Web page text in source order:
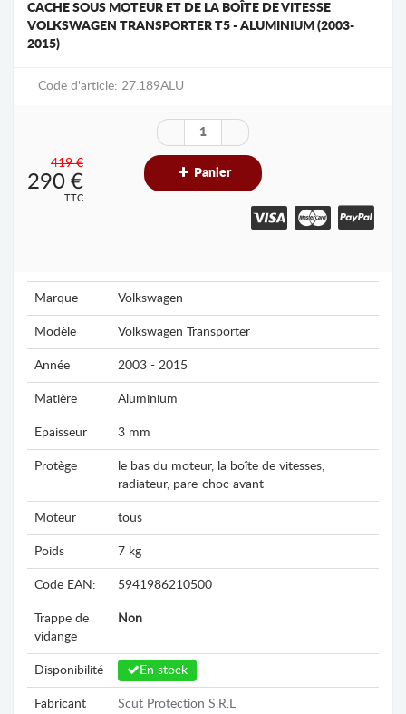
CACHE SOUS MOTEUR ET DE LA BOÎTE DE VITESSE
VOLKSWAGEN TRANSPORTER T5 - ALUMINIUM (2003-
2015)
Code d'article: 27.189ALU
419 €
290 €
TTC
Panier
Marque Volkswagen
Modèle Volkswagen Transporter
Année 2003 - 2015
Matière Aluminium
Epaisseur 3 mm
Protège
le bas du moteur, la boîte de vitesses,
radiateur, pare-choc avant
Moteur tous
Poids 7 kg
Code EAN: 5941986210500
Trappe de
vidange
Non
Disponibilité En stock
Fabricant Scut Protection S.R.L